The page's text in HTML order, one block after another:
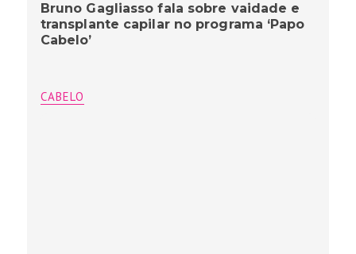
Bruno Gagliasso fala sobre vaidade e
transplante capilar no programa ‘Papo
Cabelo’
CABELO